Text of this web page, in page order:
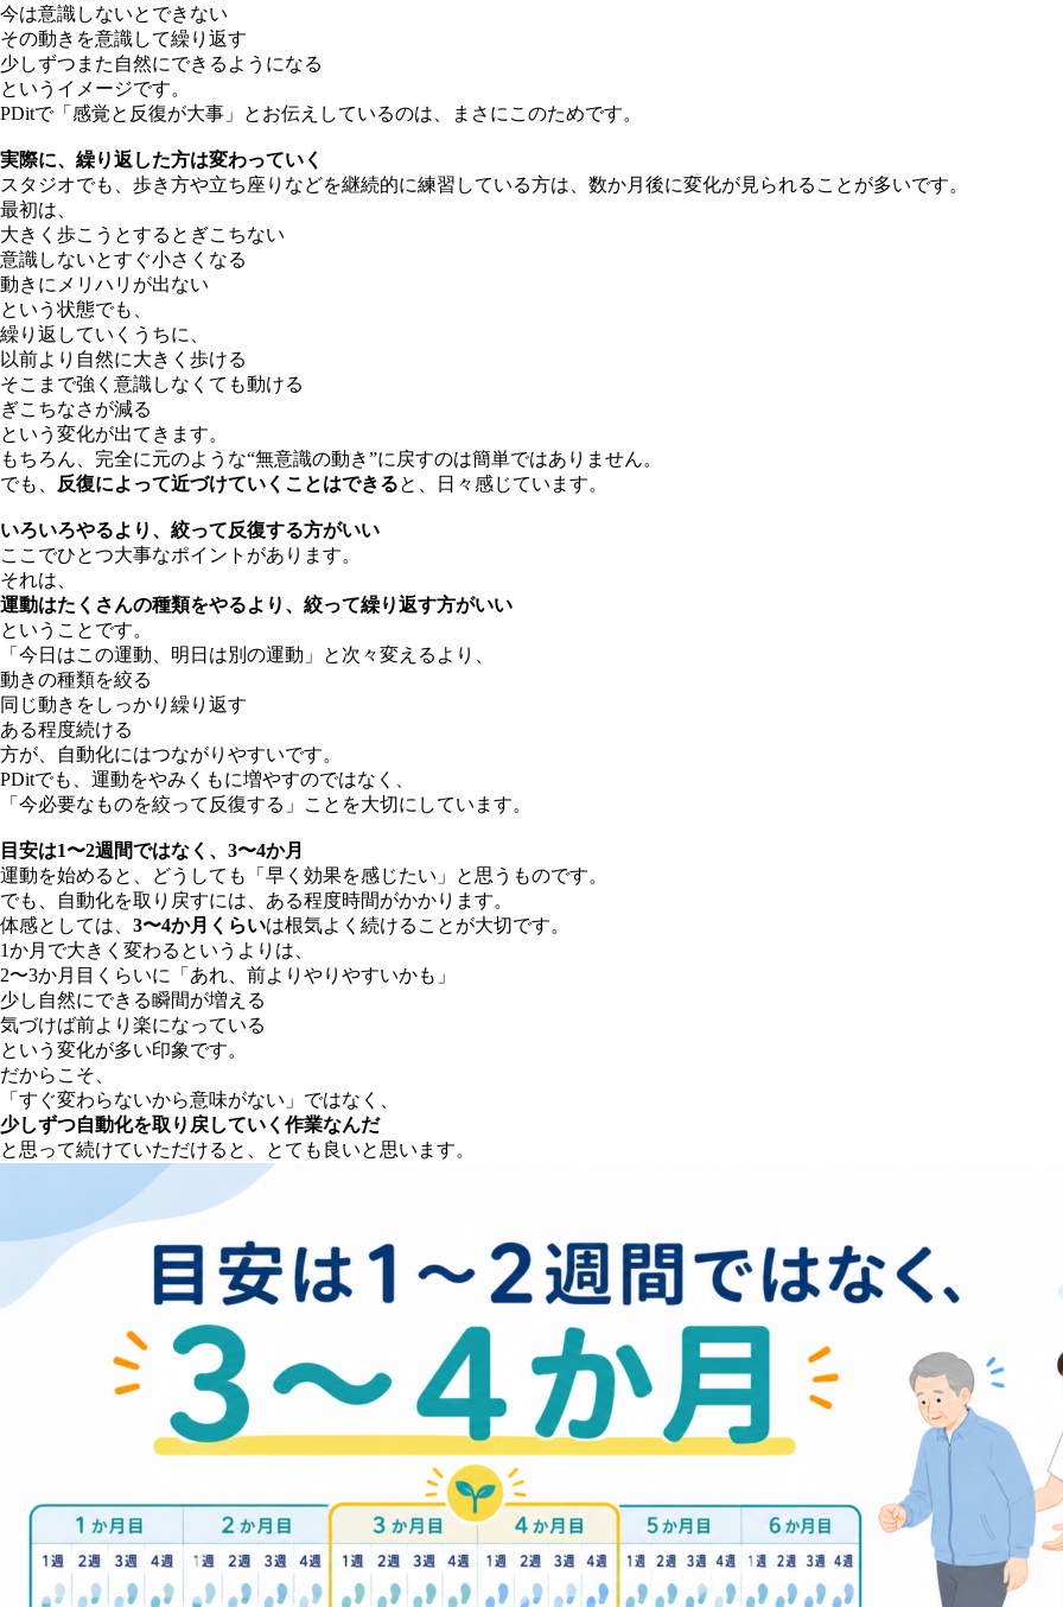
今は意識しないとできない
その動きを意識して繰り返す
少しずつまた自然にできるようになる
というイメージです。
PDitで「感覚と反復が大事」とお伝えしているのは、まさにこのためです。
実際に、繰り返した方は変わっていく
スタジオでも、歩き方や立ち座りなどを継続的に練習している方は、数か月後に変化が見られることが多いです。
最初は、
大きく歩こうとするとぎこちない
意識しないとすぐ小さくなる
動きにメリハリが出ない
という状態でも、
繰り返していくうちに、
以前より自然に大きく歩ける
そこまで強く意識しなくても動ける
ぎこちなさが減る
という変化が出てきます。
もちろん、完全に元のような“無意識の動き”に戻すのは簡単ではありません。
でも、
反復によって近づけていくことはできると、日々感じています。
いろいろやるより、絞って反復する方がいい
ここでひとつ大事なポイントがあります。
それは、
運動はたくさんの種類をやるより、絞って繰り返す方がいい
ということです。
「今日はこの運動、明日は別の運動」と次々変えるより、
動きの種類を絞る
同じ動きをしっかり繰り返す
ある程度続ける
方が、自動化にはつながりやすいです。
PDitでも、運動をやみくもに増やすのではなく、
「今必要なものを絞って反復する」ことを大切にしています。
目安は1〜2週間ではなく、3〜4か月
運動を始めると、どうしても「早く効果を感じたい」と思うものです。
でも、自動化を取り戻すには、ある程度時間がかかります。
体感としては、 3〜4か月くらいは根気よく続けることが大切です。
1か月で大きく変わるというよりは、
2〜3か月目くらいに「あれ、前よりやりやすいかも」
少し自然にできる瞬間が増える
気づけば前より楽になっている
という変化が多い印象です。
だからこそ、
「すぐ変わらないから意味がない」ではなく、
少しずつ自動化を取り戻していく作業なんだ
と思って続けていただけると、とても良いと思います。